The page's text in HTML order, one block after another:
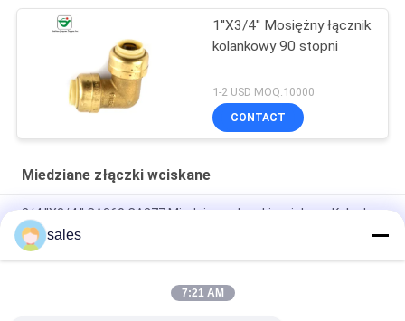
1''X3/4'' Mosiężny łącznik
kolankowy 90 stopni
1-2 USD MOQ:10000
CONTACT
Miedziane złączki wciskane
3/4 ''X3/4 '' CA360 CA377 Miedziane złączki wciskane Kolanko
90 stopni
Bezołowiowe 1''X1''X1'' Złącze typu T Miedziane złączki
sales
7:21 AM